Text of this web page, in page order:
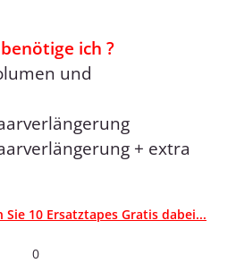
ich ?
und
+ extra
10 Ersatztapes Gratis dabei...
0